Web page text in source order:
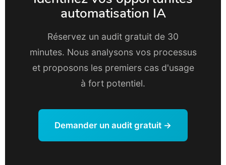
automatisation IA
Réservez un audit gratuit de 30
minutes. Nous analysons vos processus
et proposons les premiers cas d'usage
à fort potentiel.
Demander un audit gratuit →